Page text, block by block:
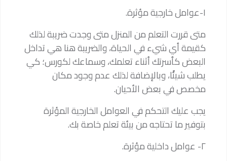
١-عوامل خارجية مؤثرة.
متى قررت التعلم من المنزل متى وجدت ضريبة لذلك
كقيمة أي شيء في الحياة، والضريبة هنا هي تداخل
البعض كأسرتك أثناء تعلمك، وسماعك لكورس؛ كي
يطلب شيئًا، وبالإضافة لذلك عدم وجود مكان
مخصص في بعض الأحيان.
يجب عليك التحكم في العوامل الخارجية المؤثرة
بتوفير ما تحتاجه من بيئة تعلم خاصة بك.
٢- عوامل داخلية مؤثرة.